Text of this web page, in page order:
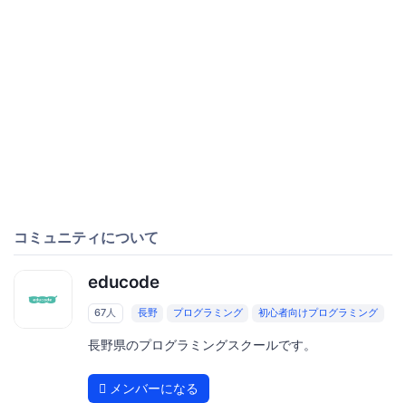
コミュニティについて
educode
67人 長野 プログラミング 初心者向けプログラミング
長野県のプログラミングスクールです。
メンバーになる